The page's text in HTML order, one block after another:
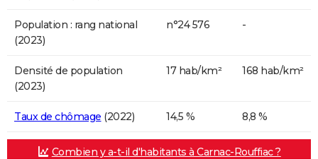
Population : rang national
(2023)
n°24 576 -
Densité de population
(2023)
17 hab/km² 168 hab/km²
Taux de chômage (2022) 14,5 % 8,8 %
Combien y a-t-il d'habitants à Carnac-Rouffiac ?